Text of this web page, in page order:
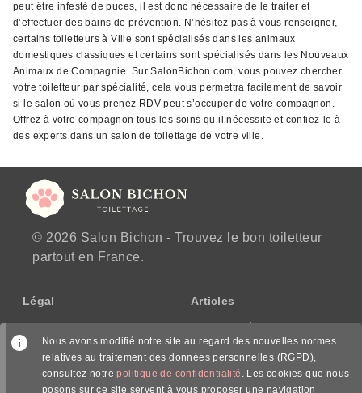
peut être infesté de puces, il est donc nécessaire de le traiter et
d’effectuer des bains de prévention. N’hésitez pas à vous renseigner,
certains toiletteurs à Ville sont spécialisés dans les animaux
domestiques classiques et certains sont spécialisés dans les Nouveaux
Animaux de Compagnie. Sur SalonBichon.com, vous pouvez chercher
votre toiletteur par spécialité, cela vous permettra facilement de savoir
si le salon où vous prenez RDV peut s’occuper de votre compagnon.
Offrez à votre compagnon tous les soins qu’il nécessite et confiez-le à
des experts dans un salon de toilettage de votre ville.
© 2026 Salon Bichon - Trouvez le bon toiletteur
partout en France.
Légal
CGU
CGV/CPPS
Politique de confidentialité
Articles
Guide des démarches
Nous avons modifié notre site au regard des nouvelles normes
relatives au traitement des données personnelles (RGPD),
consultez notrepolitique de confidentialité . Les cookies que nous
posons sur ce site servent à vous proposer une navigation